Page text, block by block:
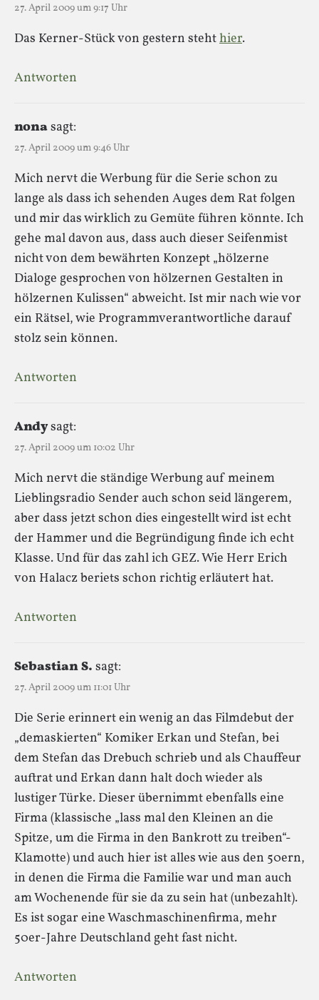
27. April 2009 um 9:17 Uhr
Das Kerner-Stück von gestern stehthier.
Antworten
nonasagt:
27. April 2009 um 9:46 Uhr
Mich nervt die Werbung für die Serie schon zu
lange als dass ich sehenden Auges dem Rat folgen
und mir das wirklich zu Gemüte führen könnte. Ich
gehe mal davon aus, dass auch dieser Seifenmist
nicht von dem bewährten Konzept „hölzerne
Dialoge gesprochen von hölzernen Gestalten in
hölzernen Kulissen“ abweicht. Ist mir nach wie vor
ein Rätsel, wie Programmverantwortliche darauf
stolz sein können.
Antworten
Andysagt:
27. April 2009 um 10:02 Uhr
Mich nervt die ständige Werbung auf meinem
Lieblingsradio Sender auch schon seid längerem,
aber dass jetzt schon dies eingestellt wird ist echt
der Hammer und die Begründigung finde ich echt
Klasse. Und für das zahl ich GEZ. Wie Herr Erich
von Halacz beriets schon richtig erläutert hat.
Antworten
Sebastian S. sagt:
27. April 2009 um 11:01 Uhr
Die Serie erinnert ein wenig an das Filmdebut der
„demaskierten“ Komiker Erkan und Stefan, bei
dem Stefan das Drebuch schrieb und als Chauffeur
auftrat und Erkan dann halt doch wieder als
lustiger Türke. Dieser übernimmt ebenfalls eine
Firma (klassische „lass mal den Kleinen an die
Spitze, um die Firma in den Bankrott zu treiben“-
Klamotte) und auch hier ist alles wie aus den 50ern,
in denen die Firma die Familie war und man auch
am Wochenende für sie da zu sein hat (unbezahlt).
Es ist sogar eine Waschmaschinenfirma, mehr
50er-Jahre Deutschland geht fast nicht.
Antworten